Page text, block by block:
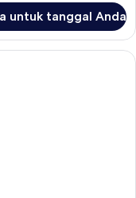
untuk tanggal Anda
minibar, brankas,